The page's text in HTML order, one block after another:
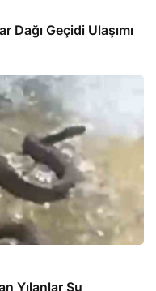
Geçidi Ulaşımı
Yılanlar Su